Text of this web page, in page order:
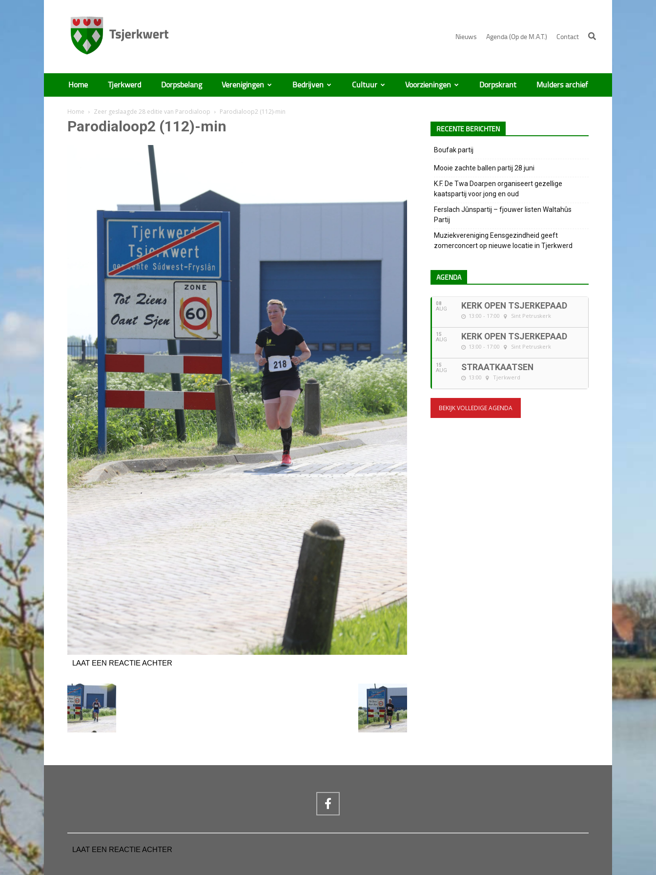
Nieuws Agenda (Op de M.A.T.) Contact
Tsjerkwert
Home Tjerkwerd Dorpsbelang Verenigingen Bedrijven Cultuur Voorzieningen Dorpskrant Mulders archief
Home Zeer geslaagde 28 editie van Parodialoop Parodialoop2 (112)-min
Parodialoop2 (112)-min
LAAT EEN REACTIE ACHTER
RECENTE BERICHTEN
Boufak partij
Mooie zachte ballen partij 28 juni
K.F. De Twa Doarpen organiseert gezellige
kaatspartij voor jong en oud
Ferslach Jûnspartij – fjouwer listen Waltahûs
Partij
Muziekvereniging Eensgezindheid geeft
zomerconcert op nieuwe locatie in Tjerkwerd
AGENDA
08
AUG KERK OPEN TSJERKEPAAD
13:00 - 17:00 Sint Petruskerk
15
AUG KERK OPEN TSJERKEPAAD
13:00 - 17:00 Sint Petruskerk
15
AUG STRAATKAATSEN
13:00 Tjerkwerd
BEKIJK VOLLEDIGE AGENDA
LAAT EEN REACTIE ACHTER